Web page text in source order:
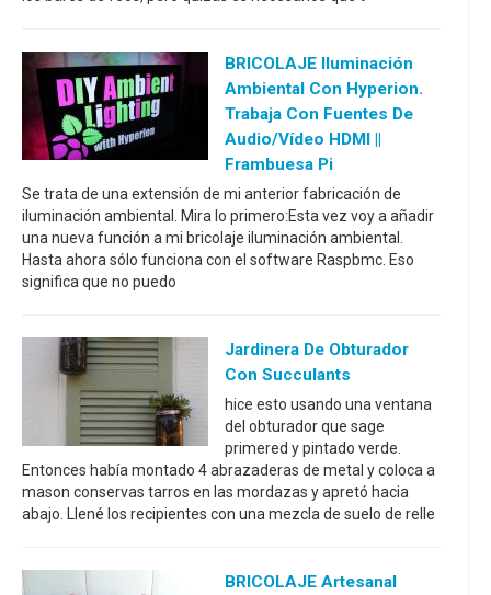
BRICOLAJE Iluminación
Ambiental Con Hyperion.
Trabaja Con Fuentes De
Audio/vídeo HDMI ||
Frambuesa Pi
Se trata de una extensión de mi anterior fabricación de
iluminación ambiental. Mira lo primero:Esta vez voy a añadir
una nueva función a mi bricolaje iluminación ambiental.
Hasta ahora sólo funciona con el software Raspbmc. Eso
significa que no puedo
Jardinera De Obturador
Con Succulants
hice esto usando una ventana
del obturador que sage
primered y pintado verde.
Entonces había montado 4 abrazaderas de metal y coloca a
mason conservas tarros en las mordazas y apretó hacia
abajo. Llené los recipientes con una mezcla de suelo de relle
BRICOLAJE Artesanal